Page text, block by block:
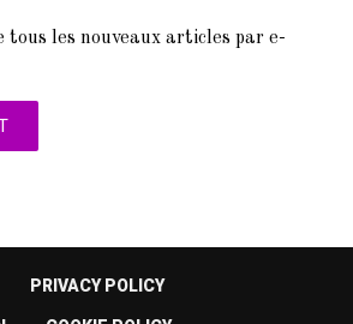
tous les nouveaux articles par e-
PRIVACY POLICY